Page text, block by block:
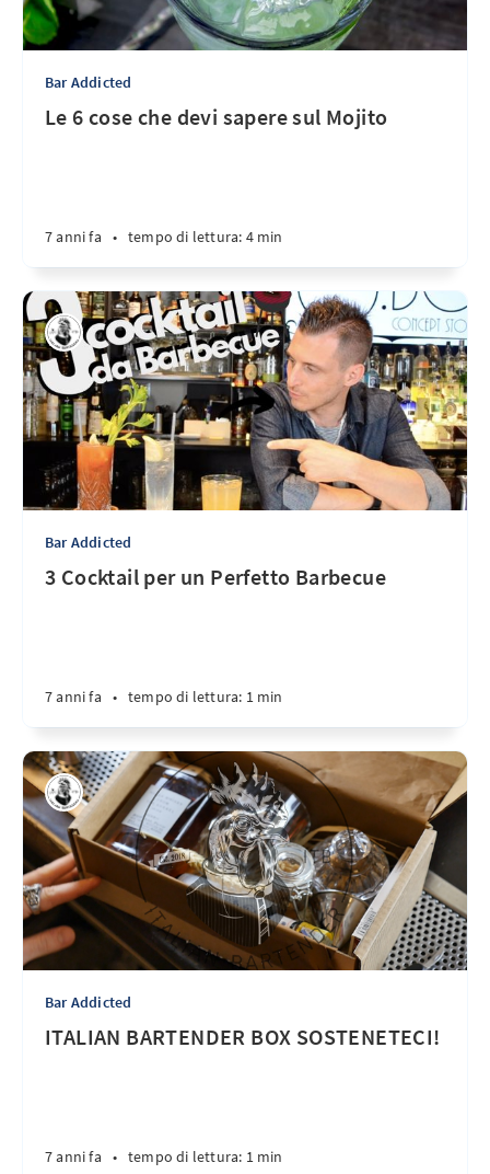
Bar Addicted
Le 6 cose che devi sapere sul Mojito
7 anni fa • tempo di lettura: 4 min
Bar Addicted
3 Cocktail per un Perfetto Barbecue
7 anni fa • tempo di lettura: 1 min
Bar Addicted
ITALIAN BARTENDER BOX SOSTENETECI!
7 anni fa • tempo di lettura: 1 min